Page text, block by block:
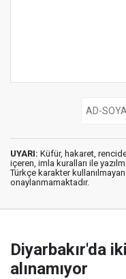
UYARI: Küfür, hakaret,
içeren, imla kuralları ile
Türkçe karakter
onaylanmamaktadır.
Diyarbakır'da
alınamıyor